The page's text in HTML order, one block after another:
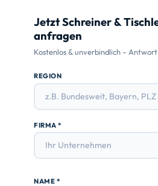
Jetzt Schreiner &
anfragen
Kostenlos & unverbindlich –
REGION
FIRMA *
NAME *